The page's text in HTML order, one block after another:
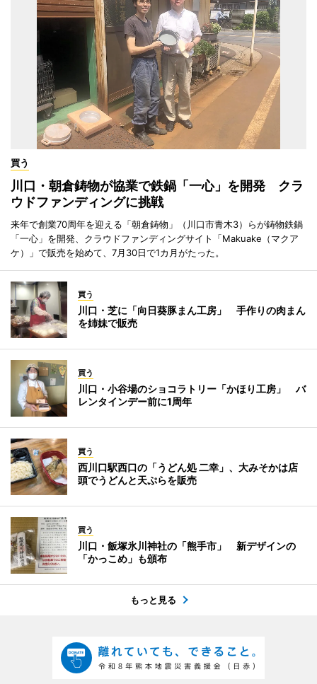
買う
川口・朝倉鋳物が協業で鉄鍋「一心」を開発 クラ
ウドファンディングに挑戦
来年で創業70周年を迎える「朝倉鋳物」（川口市青木3）らが鋳物鉄鍋
「一心」を開発、クラウドファンディングサイト「Makuake（マクア
ケ）」で販売を始めて、7月30日で1カ月がたった。
買う
川口・芝に「向日葵豚まん工房」 手作りの肉まん
を姉妹で販売
買う
川口・小谷場のショコラトリー「かほり工房」 バ
レンタインデー前に1周年
買う
西川口駅西口の「うどん処 二幸」、大みそかは店
頭でうどんと天ぷらを販売
買う
川口・飯塚氷川神社の「熊手市」 新デザインの
「かっこめ」も頒布
もっと見る